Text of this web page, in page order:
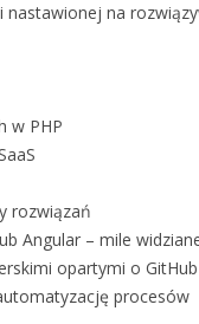
na
w PHP
rozwiązań
Angular – mile
opartymi o GitHub
procesów